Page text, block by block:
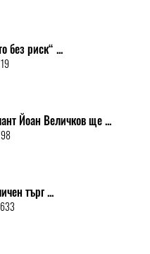
без риск“ ...
Йоан Величков ще ...
търг ...